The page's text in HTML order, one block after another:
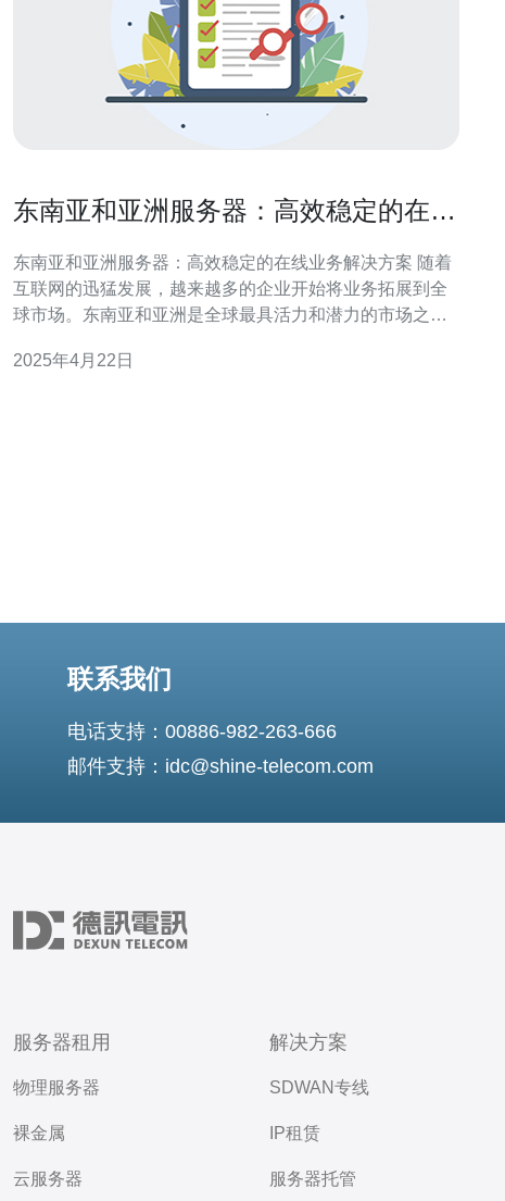
东南亚和亚洲服务器：高效稳定的在线
东南亚和亚洲服务器：高效稳定的在线业务解决方案 随着
互联网的迅猛发展，越来越多的企业开始将业务拓展到全
球市场。东南亚和亚洲是全球最具活力和潜力的市场之
服务器解决方案至关重要。本文将介绍东南亚和亚洲服务
2025年4月22日
联系我们
电话支持：00886-982-263-666
邮件支持：idc@shine-telecom.com
服务器租用
物理服务器
裸金属
云服务器
解决方案
SDWAN专线
IP租赁
服务器托管